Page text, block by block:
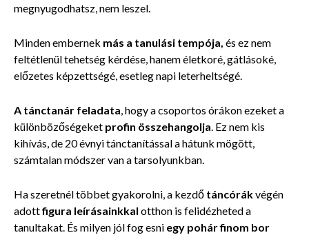
megnyugodhatsz, nem leszel.
Minden embernek más a tanulási tempója, és ez nem
feltétlenül tehetség kérdése, hanem életkoré, gátlásoké,
előzetes képzettségé, esetleg napi leterheltségé.
A tánctanár feladata, hogy a csoportos órákon ezeket a
különbözőségeket profin összehangolja. Ez nem kis
kihívás, de 20 évnyi tánctanítással a hátunk mögött,
számtalan módszer van a tarsolyunkban.
Ha szeretnél többet gyakorolni, a kezdő táncórákvégén
adottfigura leírásainkkal otthon is felidézheted a
tanultakat. És milyen jól fog esni egy pohár finom bor